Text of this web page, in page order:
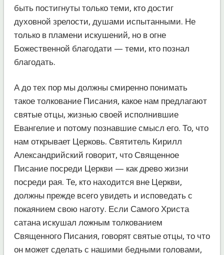
быть постигнуты только теми, кто достиг
духовной зрелости, душами испытанными. Не
только в пламени искушений, но в огне
Божественной благодати — теми, кто познал
благодать.
А до тех пор мы должны смиренно понимать
такое толкование Писания, какое нам предлагают
святые отцы, жизнью своей исполнившие
Евангелие и потому познавшие смысл его. То, что
нам открывает Церковь. Святитель Кирилл
Александрийский говорит, что Священное
Писание посреди Церкви — как древо жизни
посреди рая. Те, кто находится вне Церкви,
должны прежде всего увидеть и исповедать с
покаянием свою наготу. Если Самого Христа
сатана искушал ложным толкованием
Священного Писания, говорят святые отцы, то что
он может сделать с нашими бедными головами,